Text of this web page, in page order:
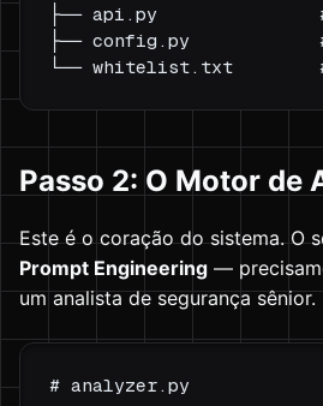
├── api.py               #
├── config.py            #
Passo 2: O Motor de
Este é o coração do sistema. O
Prompt Engineering —
um analista de segurança sênior.
# analyzer.py